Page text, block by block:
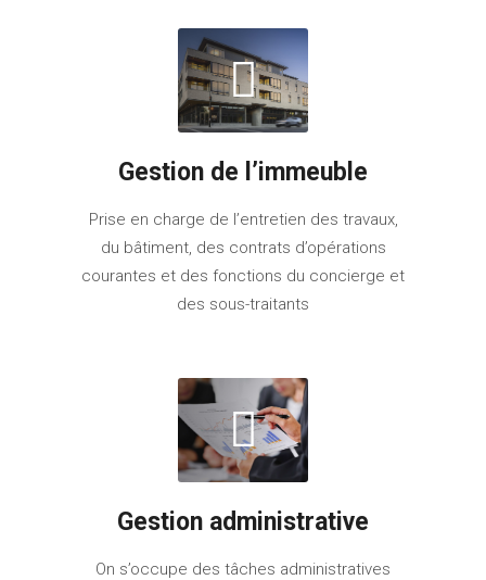
Gestion de l’immeuble
Prise en charge de l’entretien des travaux,
du bâtiment, des contrats d’opérations
courantes et des fonctions du concierge et
des sous-traitants
Gestion administrative
On s’occupe des tâches administratives